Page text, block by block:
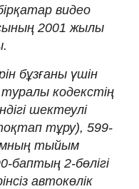
видео
2001 жылы
бұзғаны үшін
кодекстің
шектеулі
тұру), 599-
тыйым
баптың 2-бөлігі
автокөлік